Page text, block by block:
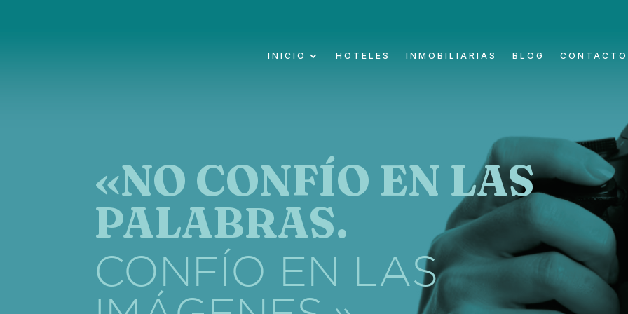
INICIO HOTELES INMOBILIARIAS BLOG CONTACTO
«NO CONFÍO EN LAS
PALABRAS.
CONFÍO EN LAS